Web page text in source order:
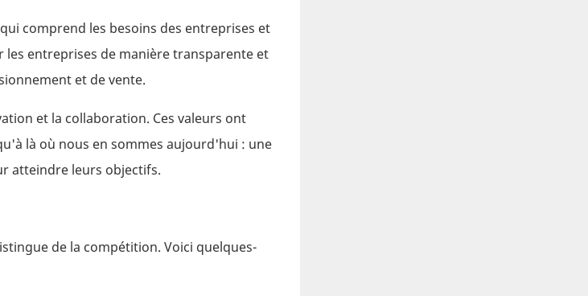
comprend les besoins des entreprises et
les entreprises de manière transparente et
et de vente.
et la collaboration. Ces valeurs ont
là où nous en sommes aujourd'hui : une
atteindre leurs objectifs.
de la compétition. Voici quelques-